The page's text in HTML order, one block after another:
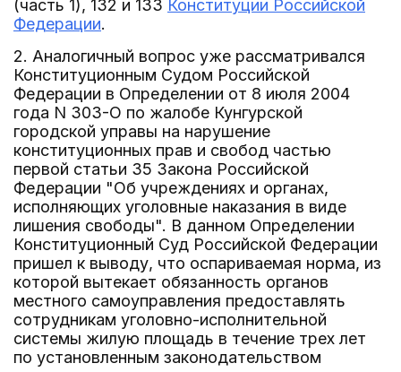
(часть 1), 132 и 133 Конституции Российской
Федерации.
2. Аналогичный вопрос уже рассматривался
Конституционным Судом Российской
Федерации в Определении от 8 июля 2004
года N 303-О по жалобе Кунгурской
городской управы на нарушение
конституционных прав и свобод частью
первой статьи 35 Закона Российской
Федерации "Об учреждениях и органах,
исполняющих уголовные наказания в виде
лишения свободы". В данном Определении
Конституционный Суд Российской Федерации
пришел к выводу, что оспариваемая норма, из
которой вытекает обязанность органов
местного самоуправления предоставлять
сотрудникам уголовно-исполнительной
системы жилую площадь в течение трех лет
по установленным законодательством